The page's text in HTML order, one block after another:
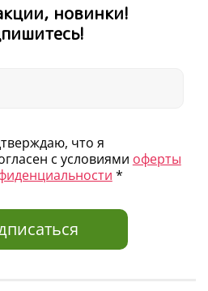
новинки!
что я
с условиями оферты
*